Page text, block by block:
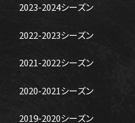
2023-2024シーズン
2022-2023シーズン
2021-2022シーズン
2020-2021シーズン
2019-2020シーズン